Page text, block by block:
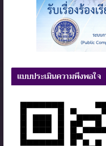
แบบประเมินความพึงพอใจ